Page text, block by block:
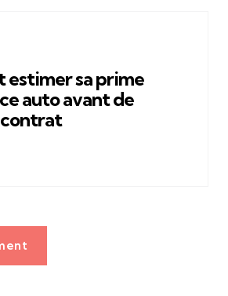
estimer sa prime
auto avant de